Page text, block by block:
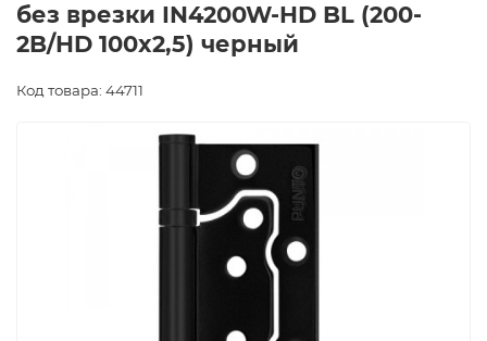
без врезки IN4200W-HD BL (200-
2B/HD 100x2,5) черный
Код товара: 44711